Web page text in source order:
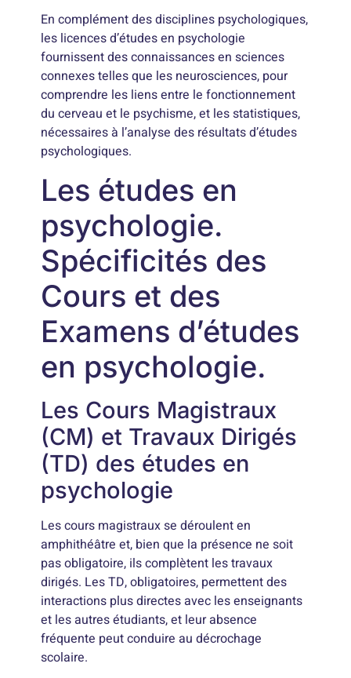
En complément des disciplines psychologiques,
les licences d’études en psychologie
fournissent des connaissances en sciences
connexes telles que les neurosciences, pour
comprendre les liens entre le fonctionnement
du cerveau et le psychisme, et les statistiques,
nécessaires à l’analyse des résultats d’études
psychologiques.
Les études en
psychologie.
Spécificités des
Cours et des
Examens d’études
en psychologie.
Les Cours Magistraux
(CM) et Travaux Dirigés
(TD) des études en
psychologie
Les cours magistraux se déroulent en
amphithéâtre et, bien que la présence ne soit
pas obligatoire, ils complètent les travaux
dirigés. Les TD, obligatoires, permettent des
interactions plus directes avec les enseignants
et les autres étudiants, et leur absence
fréquente peut conduire au décrochage
scolaire.